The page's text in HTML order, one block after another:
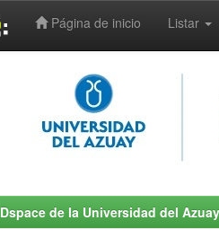
Página de inicio Listar
Dspace de la Universidad del Azuay